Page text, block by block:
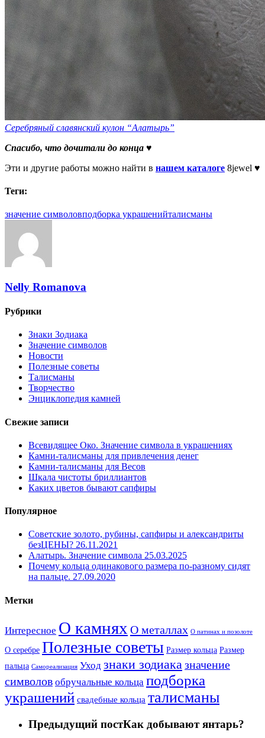
Серебряный славянский кулон “Алатырь”
Спасибо, что дочитали до конца ♥
Эти и другие работы можно найти в нашем каталоге 8jewel ♥
Теги:
значение символовподборка украшенийталисманы
Nelly Romanova
Рубрики
Знаки Зодиака
Значение символов
Новости
Полезные советы
Талисманы
Творчество
Энциклопедия камней
Свежие записи
Всевидящее Око. Значение символа в украшениях
Камни-талисманы для привлечения денег
Камни-талисманы для Весов
Шкала чистоты бриллиантов
Каких цветов бывают сапфиры
Популярное
Советские золото, рубины, сапфиры и александриты
безЦЕНЫ? 26.11.2021
Алатырь. Значение символа 25.03.2025
Почему кольца одинакового размера по-разному сидят
на пальце. 27.09.2020
Метки
Интересное О камнях О металлах О патинах и позолоте
О серебре Полезные советы Размер кольца Размер
пальца Самореализация Уход знаки зодиаказначение
символов обручальные кольца подборка
украшений свадебные кольца талисманы
Предыдущий постКак добывают янтарь?